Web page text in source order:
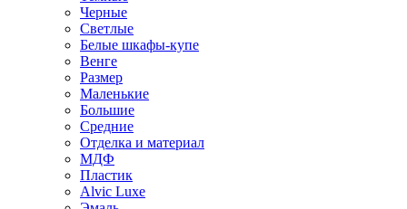
Черные
Светлые
Белые шкафы-купе
Венге
Размер
Маленькие
Большие
Средние
Отделка и материал
МДФ
Пластик
Alvic Luxe